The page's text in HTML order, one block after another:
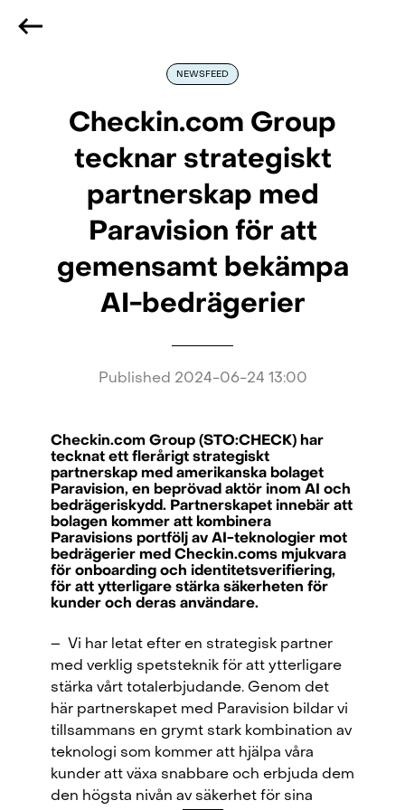
We are hiring
NEWSFEED
Checkin.com Group
tecknar strategiskt
partnerskap med
Paravision för att
gemensamt bekämpa
AI-bedrägerier
Published 2024-06-24 13:00
Checkin.com Group (STO:CHECK) har
tecknat ett flerårigt strategiskt
partnerskap med amerikanska bolaget
Paravision, en beprövad aktör inom AI och
bedrägeriskydd. Partnerskapet innebär att
bolagen kommer att kombinera
Paravisions portfölj av AI-teknologier mot
bedrägerier med Checkin.coms mjukvara
för onboarding och identitetsverifiering,
för att ytterligare stärka säkerheten för
kunder och deras användare.
– Vi har letat efter en strategisk partner
med verklig spetsteknik för att ytterligare
stärka vårt totalerbjudande. Genom det
här partnerskapet med Paravision bildar vi
tillsammans en grymt stark kombination av
teknologi som kommer att hjälpa våra
kunder att växa snabbare och erbjuda dem
den högsta nivån av säkerhet för sina
Checkin.com Group AB, Grev Turegatan 30, 114 38 Stockholm, Sweden
hello@checkin.com